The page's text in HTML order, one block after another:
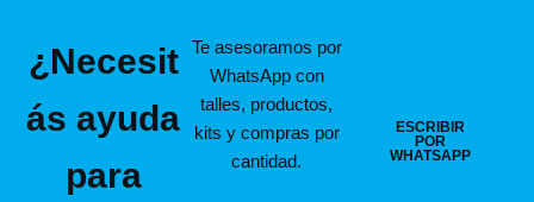
¿Necesit
ás ayuda
para
Te asesoramos por
WhatsApp con
talles, productos,
kits y compras por
cantidad.
ESCRIBIR
POR
WHATSAPP